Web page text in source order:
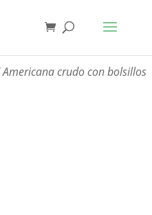
crudo con bolsillos